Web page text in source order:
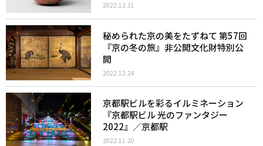
2022.12.31
秘められた京の美をたずねて 第57回
『京の冬の旅』非公開文化財特別公
開
2022.12.24
京都駅ビルを彩るイルミネーション
『京都駅ビル 光のファンタジー
2022』／京都駅
2022.11.20